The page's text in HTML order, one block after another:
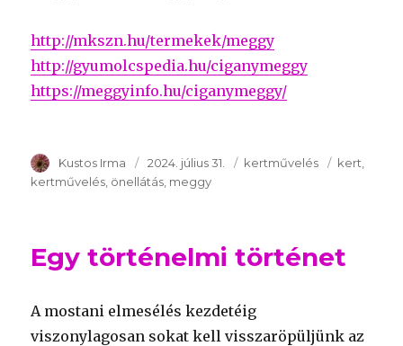
http://mkszn.hu/termekek/meggy
http://gyumolcspedia.hu/ciganymeggy
https://meggyinfo.hu/ciganymeggy/
Szerző
Kustos Irma Publikálva
2024. július 31. Témakör
kertművelés
kert
kertművelés önellátás meggy
Egy történelmi történet
A mostani elmesélés kezdetéig
viszonylagosan sokat kell visszaröpüljünk az